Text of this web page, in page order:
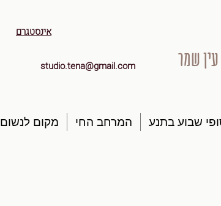
אינסטגרם
studio.tena@gmail.com שמר
שבוע בתנע המרחב החי מקום לנשום